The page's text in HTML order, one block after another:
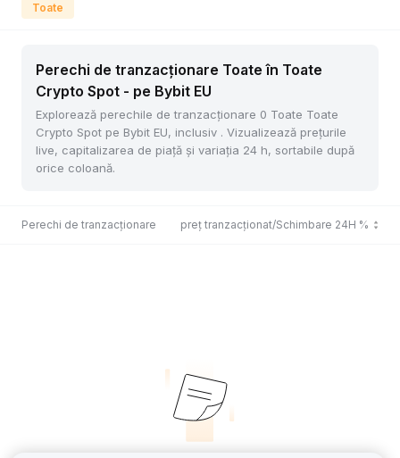
Toate
Perechi de tranzacționare Toate în Toate
Crypto Spot - pe Bybit EU
Explorează perechile de tranzacționare 0 Toate Toate
Crypto Spot pe Bybit EU, inclusiv . Vizualizează prețurile
live, capitalizarea de piață și variația 24 h, sortabile după
orice coloană.
Perechi de tranzacționareUltimul preț tranzacționat/Schimbare 24H %